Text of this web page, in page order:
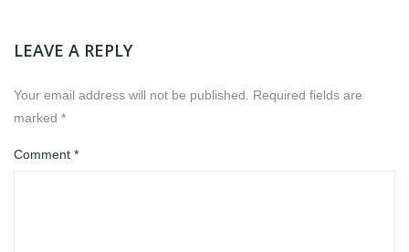
LEAVE A REPLY
Your email address will not be published.
Required fields are
marked *
Comment *